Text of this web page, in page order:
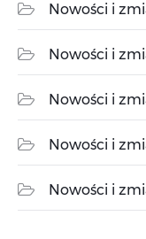
Nowości i
Nowości i
Nowości i
Nowości i
Nowości i